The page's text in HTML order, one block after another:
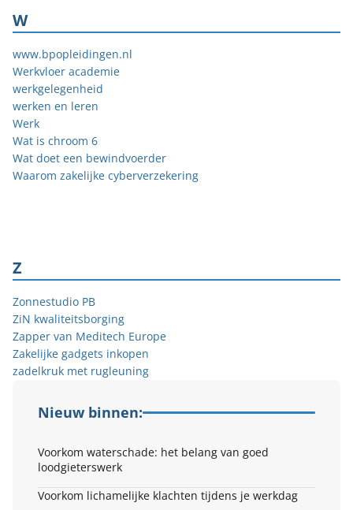
W
www.bpopleidingen.nl
Werkvloer academie
werkgelegenheid
werken en leren
Werk
Wat is chroom 6
Wat doet een bewindvoerder
Waarom zakelijke cyberverzekering
Z
Zonnestudio PB
ZiN kwaliteitsborging
Zapper van Meditech Europe
Zakelijke gadgets inkopen
zadelkruk met rugleuning
Nieuw binnen:
Voorkom waterschade: het belang van goed
loodgieterswerk
Voorkom lichamelijke klachten tijdens je werkdag